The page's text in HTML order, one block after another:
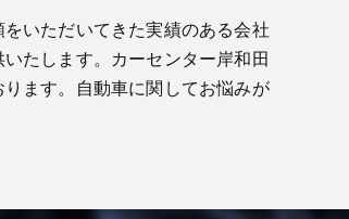
いただいてきた実績のある会社
たします。カーセンター岸和田
ます。自動車に関してお悩みが